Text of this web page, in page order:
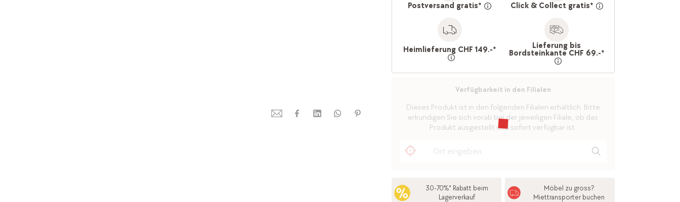
Postversand gratis* Click & Collect gratis*
Heimlieferung CHF 149.-* Lieferung bis
Bordsteinkante CHF 69.-*
Verfügbarkeit in den Filialen
Dieses Produkt ist in den folgenden Filialen erhältlich. Bitte
erkundigen Sie sich vorab bei der jeweiligen Filiale, ob das
Produkt ausgestellt und sofort verfügbar ist.
30-70%* Rabatt beim
Lagerverkauf
Möbel zu gross?
Miettransporter buchen